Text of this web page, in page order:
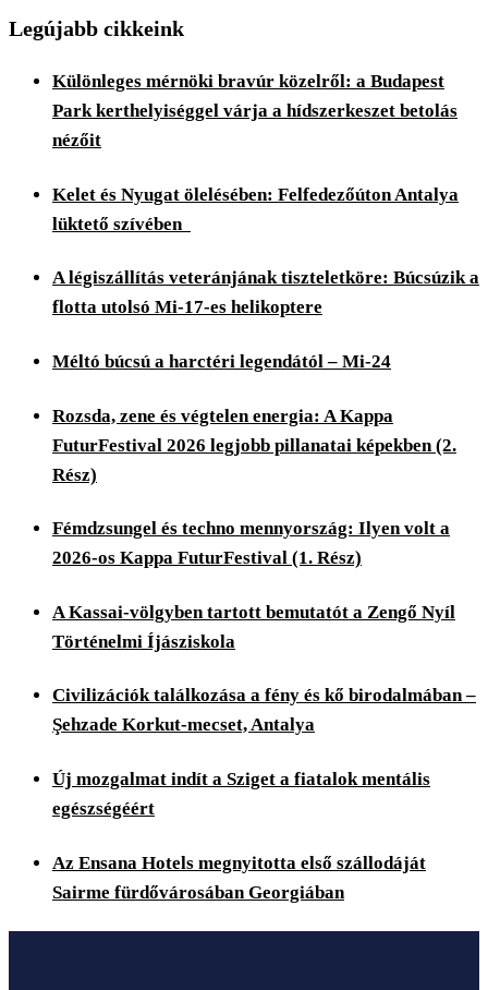
Legújabb cikkeink
Különleges mérnöki bravúr közelről: a Budapest
Park kerthelyiséggel várja a hídszerkeszet betolás
nézőit
Kelet és Nyugat ölelésében: Felfedezőúton Antalya
lüktető szívében
A légiszállítás veteránjának tiszteletköre: Búcsúzik a
flotta utolsó Mi-17-es helikoptere
Méltó búcsú a harctéri legendától – Mi-24
Rozsda, zene és végtelen energia: A Kappa
FuturFestival 2026 legjobb pillanatai képekben (2.
Rész)
Fémdzsungel és techno mennyország: Ilyen volt a
2026-os Kappa FuturFestival (1. Rész)
A Kassai-völgyben tartott bemutatót a Zengő Nyíl
Történelmi Íjásziskola
Civilizációk találkozása a fény és kő birodalmában –
Şehzade Korkut-mecset, Antalya
Új mozgalmat indít a Sziget a fiatalok mentális
egészségéért
Az Ensana Hotels megnyitotta első szállodáját
Sairme fürdővárosában Georgiában